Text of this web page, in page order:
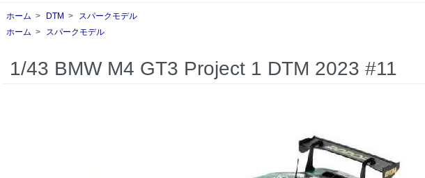
ホーム > DTM >
スパークモデル
ホーム > スパークモデル
1/43 BMW M4 GT3 Project 1 DTM 2023 #11